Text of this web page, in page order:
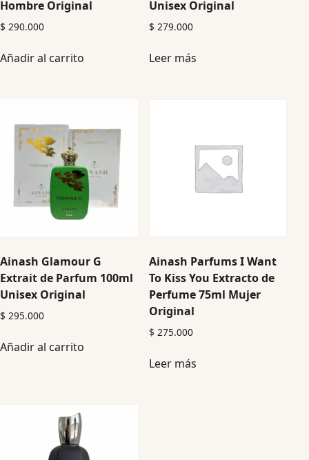
Hombre Original
$ 290.000
Añadir al carrito
Unisex Original
$ 279.000
Leer más
Ainash Glamour G
Extrait de Parfum 100ml
Unisex Original
$ 295.000
Añadir al carrito
Ainash Parfums I Want
To Kiss You Extracto de
Perfume 75ml Mujer
Original
$ 275.000
Leer más